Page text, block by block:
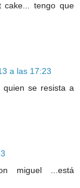
tengo que
a las 17:23
quien se resista a
miguel ...está